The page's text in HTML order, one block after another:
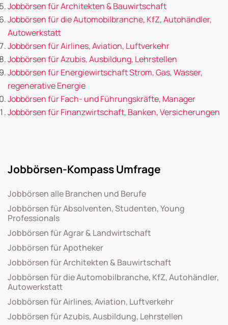
Jobbörsen für Architekten & Bauwirtschaft
Jobbörsen für die Automobilbranche, KfZ, Autohändler,
Autowerkstatt
Jobbörsen für Airlines, Aviation, Luftverkehr
Jobbörsen für Azubis, Ausbildung, Lehrstellen
Jobbörsen für Energiewirtschaft Strom, Gas, Wasser,
regenerative Energie
Jobbörsen für Fach- und Führungskräfte, Manager
Jobbörsen für Finanzwirtschaft, Banken, Versicherungen
Jobbörsen-Kompass Umfrage
Jobbörsen alle Branchen und Berufe
Jobbörsen für Absolventen, Studenten, Young
Professionals
Jobbörsen für Agrar & Landwirtschaft
Jobbörsen für Apotheker
Jobbörsen für Architekten & Bauwirtschaft
Jobbörsen für die Automobilbranche, KfZ, Autohändler,
Autowerkstatt
Jobbörsen für Airlines, Aviation, Luftverkehr
Jobbörsen für Azubis, Ausbildung, Lehrstellen